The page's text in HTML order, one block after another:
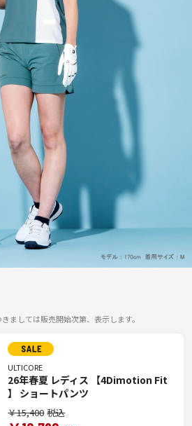
ましては販売開始次第、表示します。
ULTICORE
26年春夏 レディス 【4Dimotion Fit
】 ショートパンツ
￥15,400